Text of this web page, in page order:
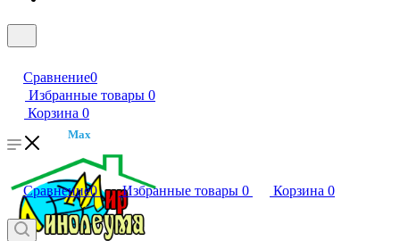
Сравнение0
Избранные товары 0
Корзина 0
Max
Сравнение0 Избранные товары 0 Корзина 0